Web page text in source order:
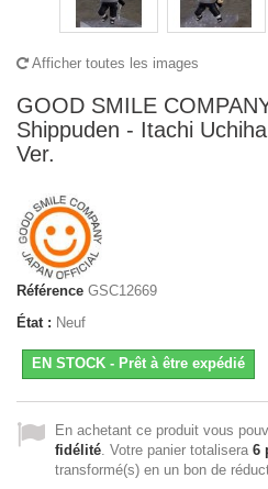
Afficher toutes les images
GOOD SMILE
Shippuden - Itachi
Ver.
Référence GSC12669
État : Neuf
EN STOCK - Prêt à être expédié
En achetant ce produit vous
fidélité . Votre panier totalisera 6
transformé(s) en un bon de